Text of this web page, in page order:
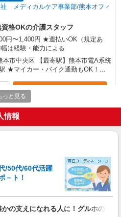
メディカルケア事業部/熊本オフィ
格OKの介護スタッフ
円〜1,400円 ★週払いOK（規定あ
与幅は経験・能力による
本市中央区 【最寄駅】熊本市電A系統
駅 ★マイカー・バイク通勤もOK！
エリアなど、お好きな勤務地をお選
定派遣
◆初任者研修・未経験：時給1,320
研修・経験者：時給1,350円〜 ◆介
※経験者は3ヶ月以上 ※
本市中央区 【最寄駅】熊本電気鉄道
井川公園」駅 ★マイカー・バイク通勤
地は3000ヶ所以上★
やすいエリアなど、お好きな勤務地
い！！
詳細を見る
っと見る
情報
/50代/60代活躍
－ト！
の支えになれる人に！グルホの世話